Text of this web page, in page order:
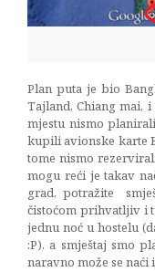
Plan puta je bio
Tajland, Chiang mai,
mjestu nismo
kupili avionske karte
tome nismo
mogu reći je takav
grad, potražite
čistoćom prihvatljiv i
jednu noć u hostelu
:P), a smještaj smo
naravno može se naći